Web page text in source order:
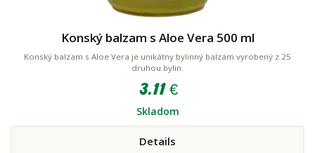
Konský balzam s Aloe Vera 500 ml
Konský balzam s Aloe Vera je unikátny bylinný balzám vyrobený z 25
druhou bylin.
3.11 €
Skladom
Details